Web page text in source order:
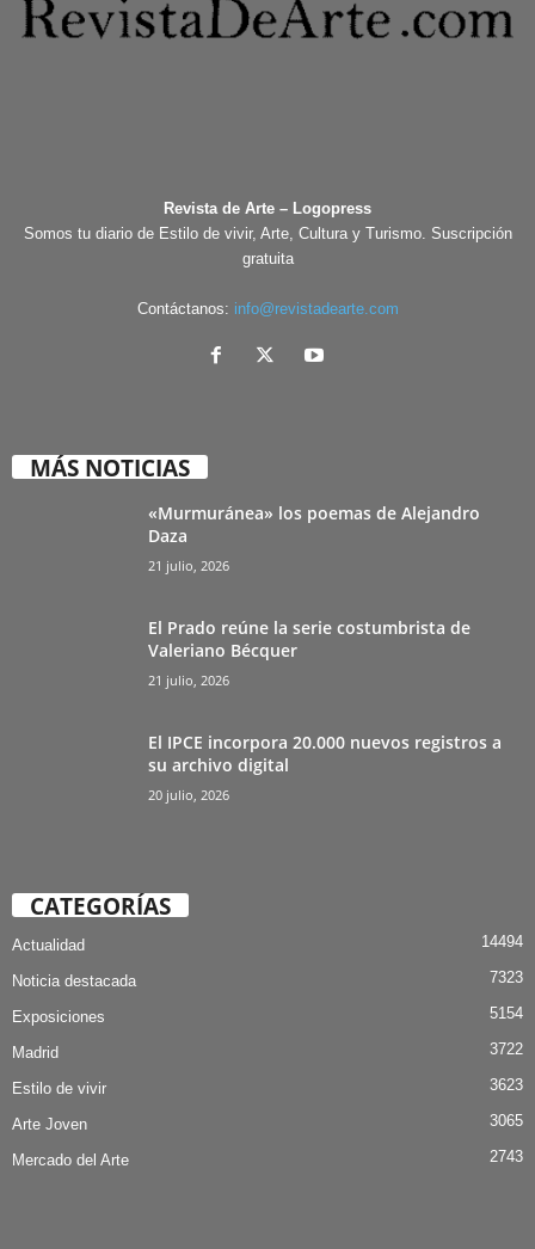
Revista de Arte – Logopress
Somos tu diario de Estilo de vivir, Arte, Cultura y Turismo. Suscripción
gratuita
Contáctanos: info@revistadearte.com
MÁS NOTICIAS
«Murmuránea» los poemas de Alejandro
Daza
21 julio, 2026
El Prado reúne la serie costumbrista de
Valeriano Bécquer
21 julio, 2026
El IPCE incorpora 20.000 nuevos registros a
su archivo digital
20 julio, 2026
CATEGORÍAS
Actualidad 14494
Noticia destacada 7323
Exposiciones 5154
Madrid 3722
Estilo de vivir 3623
Arte Joven 3065
Mercado del Arte 2743